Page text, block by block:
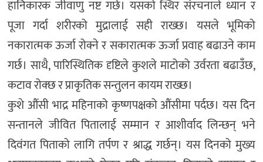
हानिकारक जीवाणु नष्ट गर्छ। यसको स्थिर संरचनाले ध्यान र
पूजा गर्दा शरीरको मुद्रालाई सही राख्छ। यसले भूमिको
नकारात्मक ऊर्जा रोक्ने र सकारात्मक ऊर्जा प्रवाह बढाउने काम
गर्छ। साथै, पारिस्थितिक दृष्टिले कुशले माटोको उर्वरता बढाउँछ,
कटाव रोक्छ र प्राकृतिक सन्तुलन कायम राख्छ।
कुशे औंसी भाद्र महिनाको कृष्णपक्षको औंसीमा पर्दछ। यस दिन
सन्तानले जीवित पितालाई सम्मान र आशीर्वाद लिन्छन् भने
दिवंगत पिताको लागि तर्पण र श्राद्ध गर्छन्। यस दिनको मुख्य